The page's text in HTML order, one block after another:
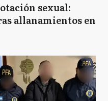
sexual:
allanamientos en